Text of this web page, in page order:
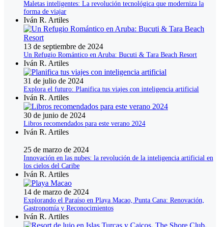
Maletas inteligentes: La revolución tecnológica que moderniza la
forma de viajar
Iván R. Artiles
13 de septiembre de 2024
Un Refugio Romántico en Aruba: Bucuti & Tara Beach Resort
Iván R. Artiles
31 de julio de 2024
Explora el futuro: Planifica tus viajes con inteligencia artificial
Iván R. Artiles
30 de junio de 2024
Libros recomendados para este verano 2024
Iván R. Artiles
25 de marzo de 2024
Innovación en las nubes: la revolución de la inteligencia artificial en
los cielos del Caribe
Iván R. Artiles
14 de marzo de 2024
Explorando el Paraíso en Playa Macao, Punta Cana: Renovación,
Gastronomía y Reconocimientos
Iván R. Artiles